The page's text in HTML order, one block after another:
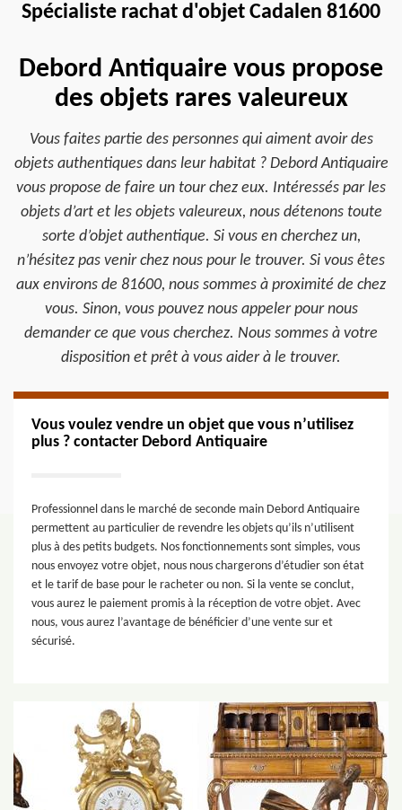
Spécialiste rachat d'objet Cadalen 81600
Debord Antiquaire vous propose
des objets rares valeureux
Vous faites partie des personnes qui aiment avoir des
objets authentiques dans leur habitat ? Debord Antiquaire
vous propose de faire un tour chez eux. Intéressés par les
objets d’art et les objets valeureux, nous détenons toute
sorte d’objet authentique. Si vous en cherchez un,
n’hésitez pas venir chez nous pour le trouver. Si vous êtes
aux environs de 81600, nous sommes à proximité de chez
vous. Sinon, vous pouvez nous appeler pour nous
demander ce que vous cherchez. Nous sommes à votre
disposition et prêt à vous aider à le trouver.
Vous voulez vendre un objet que vous n’utilisez
plus ? contacter Debord Antiquaire
Professionnel dans le marché de seconde main Debord Antiquaire
permettent au particulier de revendre les objets qu’ils n’utilisent
plus à des petits budgets. Nos fonctionnements sont simples, vous
nous envoyez votre objet, nous nous chargerons d’étudier son état
et le tarif de base pour le racheter ou non. Si la vente se conclut,
vous aurez le paiement promis à la réception de votre objet. Avec
nous, vous aurez l’avantage de bénéficier d’une vente sur et
sécurisé.